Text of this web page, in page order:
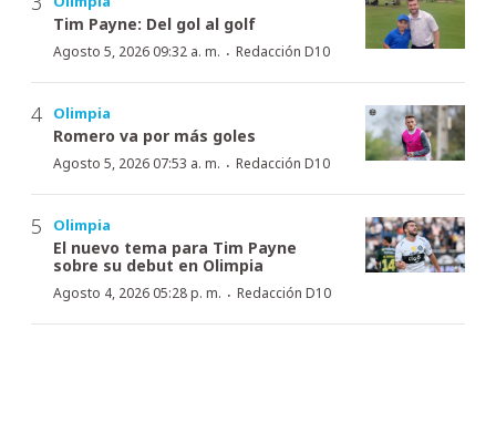
Tim Payne: Del gol al golf
Agosto 5, 2026 09:32 a. m. · Redacción D10
Olimpia
Romero va por más goles
Agosto 5, 2026 07:53 a. m. · Redacción D10
Olimpia
El nuevo tema para Tim Payne
sobre su debut en Olimpia
Agosto 4, 2026 05:28 p. m. · Redacción D10